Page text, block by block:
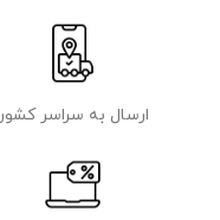
ارسال به سراسر کشور